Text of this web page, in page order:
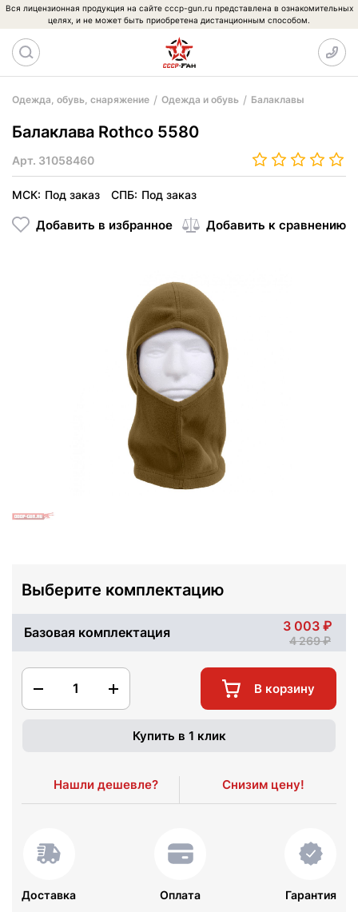
Вся лицензионная продукция на сайте cccp-gun.ru представлена в ознакомительных
целях, и не может быть приобретена дистанционным способом.
Одежда, обувь, снаряжение Одежда и обувь Балаклавы
Балаклава Rothco 5580
Арт. 31058460
МСК: Под заказ СПБ: Под заказ
Добавить в избранное Добавить к сравнению
Выберите комплектацию
Базовая комплектация 3 003
4 269
1 В корзину
Купить в 1 клик
Нашли дешевле? Снизим цену!
Доставка Оплата Гарантия